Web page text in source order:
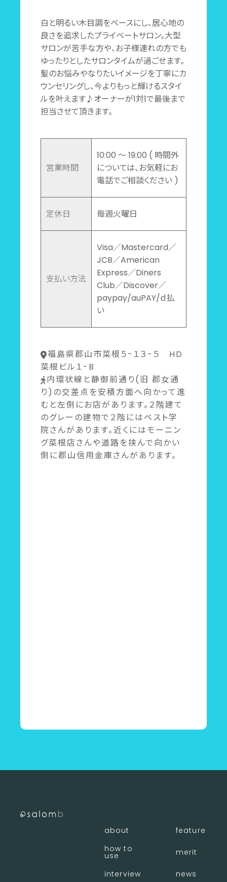
白と明るい木目調をベースにし、居心地の
良さを追求したプライベートサロン。大型
サロンが苦手な方や、お子様連れの方でも
ゆったりとしたサロンタイムが過ごせます。
髪のお悩みやなりたいイメージを丁寧にカ
ウンセリングし、今よりもっと輝けるスタイ
ルを叶えます♪オーナーが1対1で最後まで
担当させて頂きます。
営業時間
10:00 ～ 19:00 ( 時間外
については、お気軽にお
電話でご相談ください )
定休日 毎週火曜日
支払い方法
Visa／Mastercard／
JCB／American
Express／Diners
Club／Discover／
paypay/auPAY/ｄ払
い
福島県郡山市菜根５-１３-５ HD
菜根ビル１-B
内環状線と静御前通り(旧 郡女通
り)の交差点を安積方面へ向かって進
むと左側にお店があります。２階建て
のグレーの建物で２階にはベスト学
院さんがあります。近くにはモーニン
グ菜根店さんや道路を挟んで向かい
側に郡山信用金庫さんがあります。
about
feature
how to
use merit
interview news